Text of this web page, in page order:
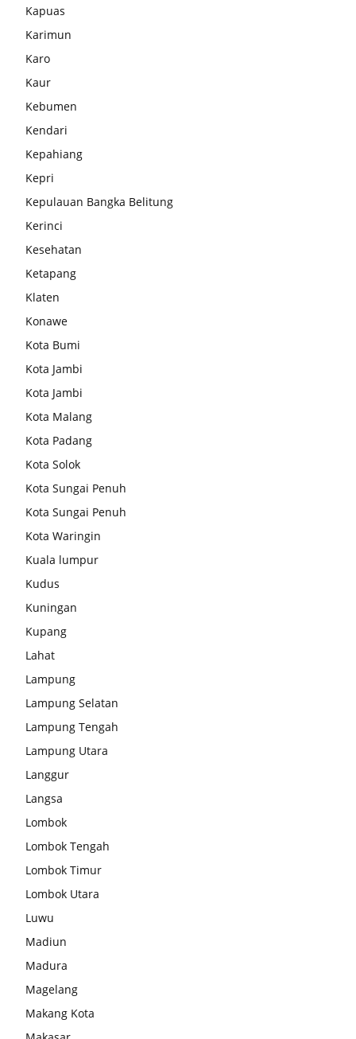
Kapuas
Karimun
Karo
Kaur
Kebumen
Kendari
Kepahiang
Kepri
Kepulauan Bangka Belitung
Kerinci
Kesehatan
Ketapang
Klaten
Konawe
Kota Bumi
Kota Jambi
Kota Jambi
Kota Malang
Kota Padang
Kota Solok
Kota Sungai Penuh
Kota Sungai Penuh
Kota Waringin
Kuala lumpur
Kudus
Kuningan
Kupang
Lahat
Lampung
Lampung Selatan
Lampung Tengah
Lampung Utara
Langgur
Langsa
Lombok
Lombok Tengah
Lombok Timur
Lombok Utara
Luwu
Madiun
Madura
Magelang
Makang Kota